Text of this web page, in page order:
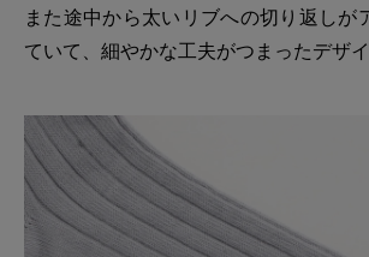
また途中から太いリブへの切り返しが
ていて、細やかな工夫がつまったデザイ